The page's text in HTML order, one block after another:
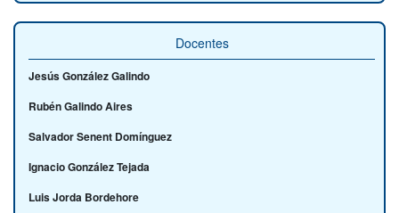
Docentes
Jesús González Galindo
Rubén Galindo Aires
Salvador Senent Domínguez
Ignacio González Tejada
Luis Jorda Bordehore